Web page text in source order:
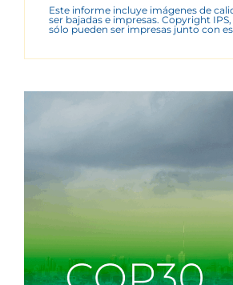
Este informe incluye imágenes de
ser bajadas e impresas. Copyright
sólo pueden ser impresas junto con